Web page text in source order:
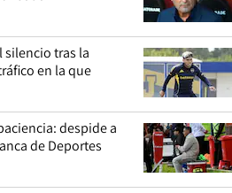
silencio tras la
en la que
despide a
de Deportes